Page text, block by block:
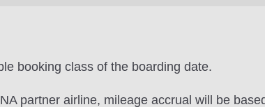
booking class of the boarding date.
partner airline, mileage accrual will be